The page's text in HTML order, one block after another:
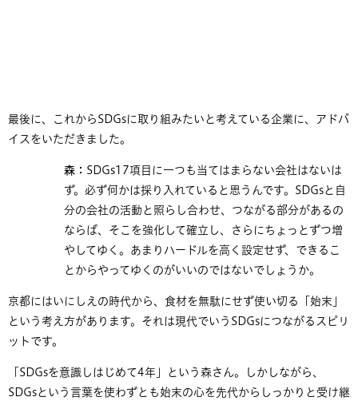
最後に、これからSDGsに取り組みたいと考えている企業に、アドバ
イスをいただきました。
森： SDGs17項目に一つも当てはまらない会社はないは
ず。必ず何かは採り入れていると思うんです。SDGsと自
分の会社の活動と照らし合わせ、つながる部分があるの
ならば、そこを強化して確立し、さらにちょっとずつ増
やしてゆく。あまりハードルを高く設定せず、できるこ
とからやってゆくのがいいのではないでしょうか。
京都にはいにしえの時代から、食材を無駄にせず使い切る「始末」
という考え方があります。それは現代でいうSDGsにつながるスピリ
ットです。
「SDGsを意識しはじめて4年」という森さん。しかしながら、
SDGsという言葉を使わずとも始末の心を先代からしっかりと受け継